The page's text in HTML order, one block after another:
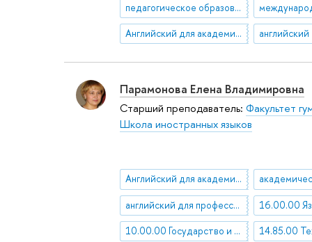
педагогическое образование
Английский для академических целей
Парамонова Елена Владимировна
Старший преподаватель: Факультет
Школа иностранных языков
Английский для академических целей
английский для профессионального общения 16.00.00
10.00.00 Государство и право. Юридические науки